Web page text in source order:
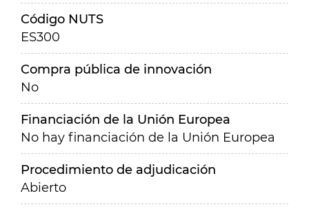
Código NUTS
ES300
Compra pública de innovación
No
Financiación de la Unión Europea
No hay financiación de la Unión Europea
Procedimiento de adjudicación
Abierto